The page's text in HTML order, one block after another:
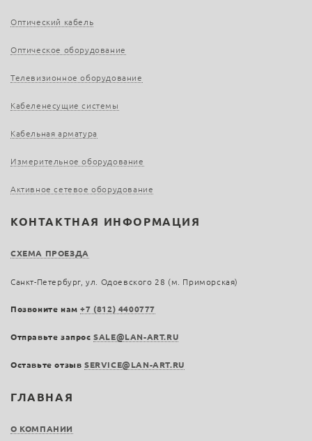
ГЛАВНАЯ
О КОМПАНИИ
Оптический кабель
Оптическое оборудование
Телевизионное оборудование
Кабеленесущие системы
Кабельная арматура
Измерительное оборудование
Активное сетевое оборудование
КОНТАКТНАЯ ИНФОРМАЦИЯ
СХЕМА ПРОЕЗДА
Санкт-Петербург, ул. Одоевского 28 (м. Приморская)
Позвоните нам+7 (812) 4400777
Отправьте запросSALE@LAN-ART.RU
Оставьте отзыв SERVICE@LAN-ART.RU